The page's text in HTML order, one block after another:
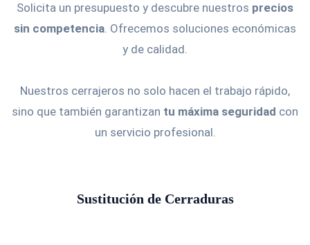
Solicita un presupuesto y descubre nuestros precios
sin competencia. Ofrecemos soluciones económicas
y de calidad.
Nuestros cerrajeros no solo hacen el trabajo rápido,
sino que también garantizan tu máxima seguridad con
un servicio profesional.
Sustitución de Cerraduras